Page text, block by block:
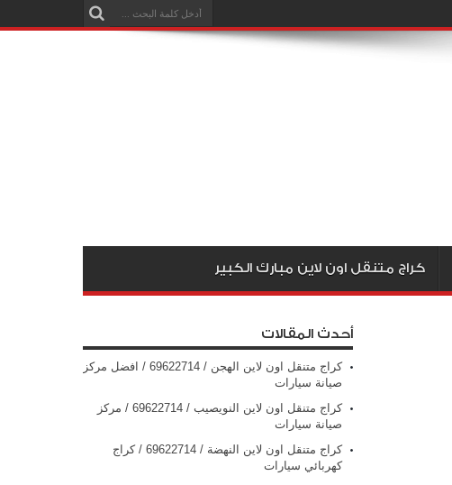
كراج متنقل اون لاين مبارك الكبير
أحدث المقالات
كراج متنقل اون لاين الهجن / 69622714‬ / افضل مركز
صيانة سيارات
كراج متنقل اون لاين النويصيب / 69622714‬ / مركز
صيانة سيارات
كراج متنقل اون لاين النهضة / 69622714‬ / كراج
كهربائي سيارات